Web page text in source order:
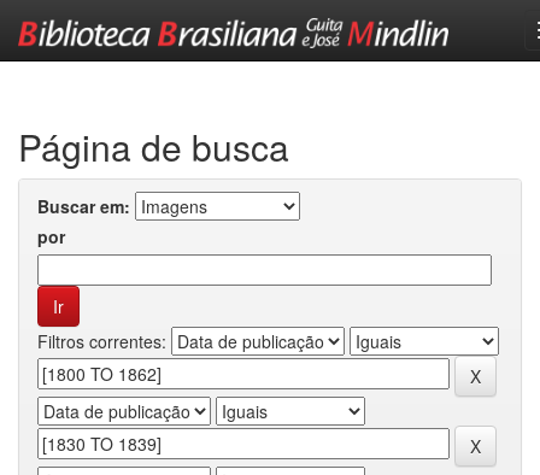
Página de busca
Buscar em:
por
Filtros correntes: